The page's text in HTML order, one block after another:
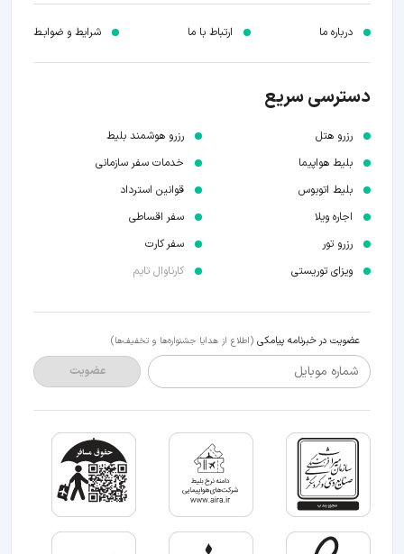
درباره ما ارتباط با ما شرایط و ضوابـط
دسترسی سریع
رزرو هتل
بلیط هواپیما
بلیط اتوبوس
اجاره ویلا
رزرو تور
ویزای توریستی
رزرو هوشمند بلیط
خدمات سفر سازمانی
قوانین استرداد
سفر اقساطی
سفر کارت
کارناوال تایم
عضویت در خبرنامه پیامکی (اطلاع از هدایا جشنواره‌ها و تخفیف‌ها)
شماره موبایل عضویت